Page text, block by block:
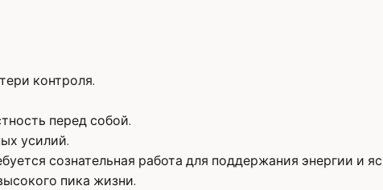
контроля.
перед собой.
усилий.
сознательная работа для поддержания энергии и
пика жизни.